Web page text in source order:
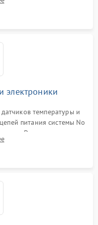
устранения засоров.
электроники
температуры и
питания системы No
Ремонт или замена
алгоритмов.